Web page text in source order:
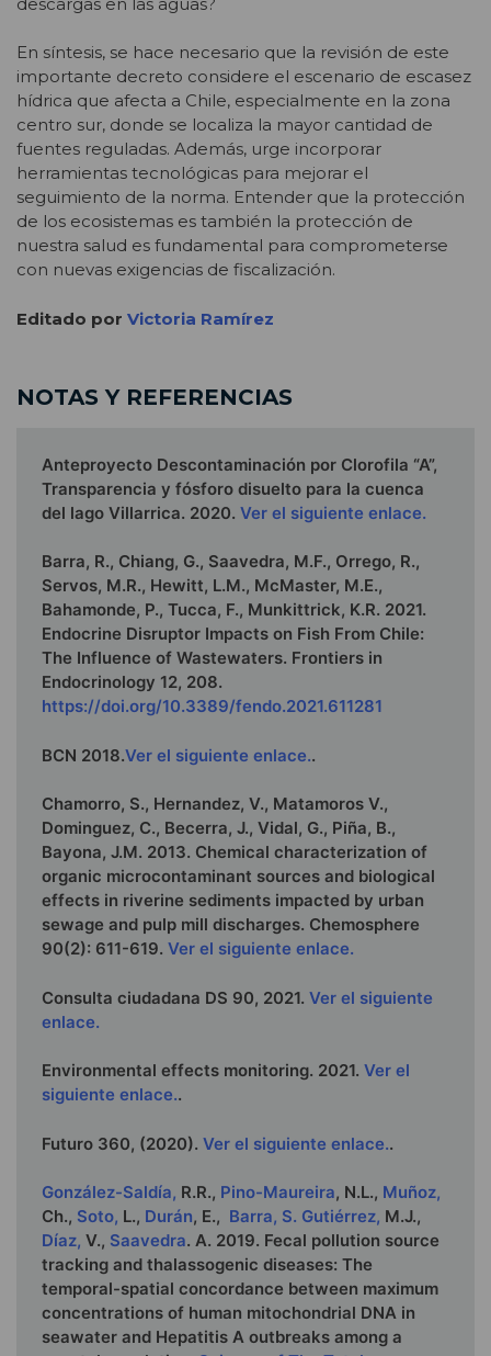
En síntesis, se hace necesario que la revisión de este
importante decreto considere el escenario de escasez
hídrica que afecta a Chile, especialmente en la zona
centro sur, donde se localiza la mayor cantidad de
fuentes reguladas. Además, urge incorporar
herramientas tecnológicas para mejorar el
seguimiento de la norma. Entender que la protección
de los ecosistemas es también la protección de
nuestra salud es fundamental para comprometerse
con nuevas exigencias de fiscalización.
Editado por Victoria Ramírez
NOTAS Y REFERENCIAS
Anteproyecto Descontaminación por Clorofila “A”,
Transparencia y fósforo disuelto para la cuenca
del lago Villarrica. 2020. Ver el siguiente enlace.
Barra, R., Chiang, G., Saavedra, M.F., Orrego, R.,
Servos, M.R., Hewitt, L.M., McMaster, M.E.,
Bahamonde, P., Tucca, F., Munkittrick, K.R. 2021.
Endocrine Disruptor Impacts on Fish From Chile:
The Influence of Wastewaters. Frontiers in
Endocrinology 12, 208.
https://doi.org/10.3389/fendo.2021.611281
BCN 2018.Ver el siguiente enlace..
Chamorro, S., Hernandez, V., Matamoros V.,
Dominguez, C., Becerra, J., Vidal, G., Piña, B.,
Bayona, J.M. 2013. Chemical characterization of
organic microcontaminant sources and biological
effects in riverine sediments impacted by urban
sewage and pulp mill discharges. Chemosphere
90(2): 611-619. Ver el siguiente enlace.
Consulta ciudadana DS 90, 2021. Ver el siguiente
enlace.
Environmental effects monitoring. 2021. Ver el
siguiente enlace..
Futuro 360, (2020). Ver el siguiente enlace..
González-Saldía, R.R., Pino-Maureira, N.L., Muñoz,
Ch., Soto, L., Durán, E., Barra, S. Gutiérrez, M.J.,
Díaz, V., Saavedra. A. 2019. Fecal pollution source
tracking and thalassogenic diseases: The
temporal-spatial concordance between maximum
concentrations of human mitochondrial DNA in
seawater and Hepatitis A outbreaks among a